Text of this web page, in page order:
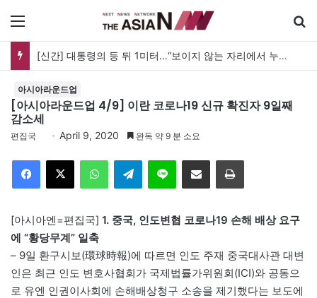
[신간] 대통령의 등 뒤 1미터…“보이지 않는 자리에서 누구를 지킨다는 것”
아시아라운드업
[아시아라운드업 4/9] 이란 코로나19 신규 확진자 9일째
감소세
편집국 April 9, 2020 완독 약 9 분 소요
Telegram 이메일
[아시아엔=편집국] 1. 중국, 인도변협 코로나19 손해 배상 요구
에 “황당무계” 일축
– 9일 환구시보(環球時報)에 따르면 인도 주재 중국대사관 대변
인은 최근 인도 변호사협회가 국제법률가위원회(ICI)와 공동으
로 유엔 인권이사회에 손해배상청구 소송을 제기했다는 보도에